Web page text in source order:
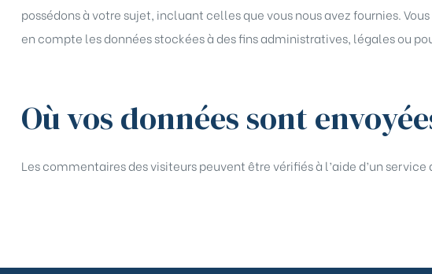
possédons à votre sujet, incluant celles que vous nous avez fournies.
en compte les données stockées à des fins administratives, légales ou
Où vos données sont
Les commentaires des visiteurs peuvent être vérifiés à l’aide d’un